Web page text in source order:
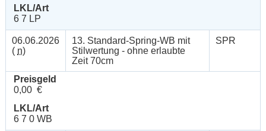
LKL/Art
6 7 LP
06.06.2026
( n)
13. Standard-Spring-WB mit
Stilwertung - ohne erlaubte
Zeit 70cm
SPR
Preisgeld
0,00 €
LKL/Art
6 7 0 WB